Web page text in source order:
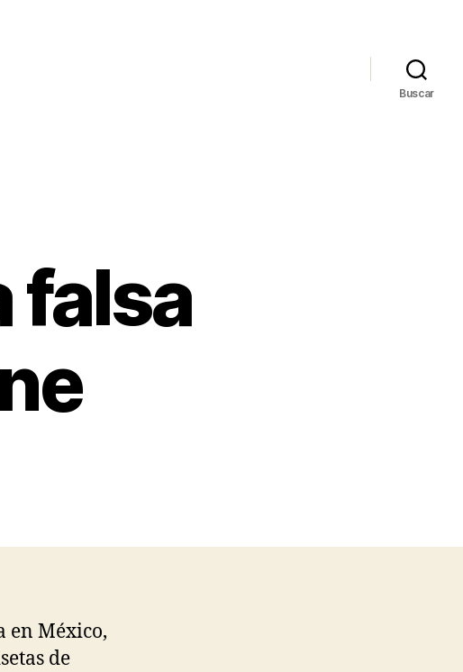
Buscar
falsa
en México,
de